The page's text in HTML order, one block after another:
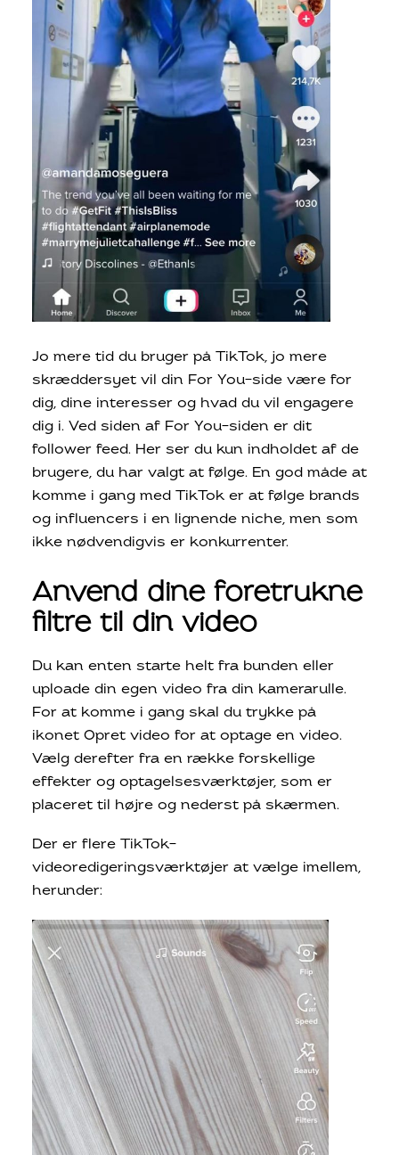
Jo mere tid du bruger på TikTok, jo mere
skræddersyet vil din For You-side være for
dig, dine interesser og hvad du vil engagere
dig i. Ved siden af ​​For You-siden er dit
follower feed. Her ser du kun indholdet af de
brugere, du har valgt at følge. En god måde at
komme i gang med TikTok er at følge brands
og influencers i en lignende niche, men som
ikke nødvendigvis er konkurrenter.
Anvend dine foretrukne
filtre til din video
Du kan enten starte helt fra bunden eller
uploade din egen video fra din kamerarulle.
For at komme i gang skal du trykke på
ikonet Opret video for at optage en video.
Vælg derefter fra en række forskellige
effekter og optagelsesværktøjer, som er
placeret til højre og nederst på skærmen.
Der er flere TikTok-
videoredigeringsværktøjer at vælge imellem,
herunder: